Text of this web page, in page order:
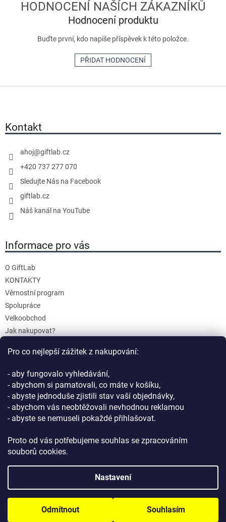
Pro co nejlepší zážitek z nakupování:
- aby fungovalo vyhledávání,
- abychom si pamatovali, co máte v košíku,
- abyste jednoduše zjistili stav vaší objednávky,
- abychom vás neobtěžovali nevhodnou reklamou
- abyste se nemuseli pokaždé přihlašovat.
Proto od vás potřebujeme souhlas se zpracováním
souborů cookies.
Nastavení
Odmítnout Souhlasím
Hodnocení produktu
Buďte první, kdo napíše příspěvek k této položce.
PŘIDAT HODNOCENÍ
Kontakt
ahoj@giftlab.cz
+420 737 277 070
Sledujte Nás na Facebook
giftlab.cz
Náš kanál na YouTube
Informace pro vás
O GiftLab
KONTAKTY
Věrnostní program
Spolupráce
Velkoobchod
Jak nakupovat?
Reklamace a Vrácení
Obchodní podmínky
Podmínky ochrany osobních údajů
. Všechna práva vyhrazena.